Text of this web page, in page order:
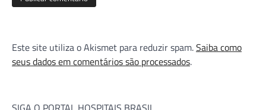
Este site utiliza o Akismet para reduzir spam.Saiba como
seus dados em comentários são processados.